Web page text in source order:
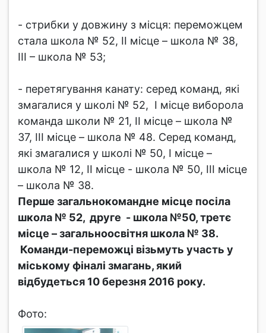
- стрибки у довжину з місця: переможцем
стала школа № 52, ІІ місце – школа № 38,
ІІІ – школа № 53;
- перетягування канату: серед команд, які
змагалися у школі № 52, І місце виборола
команда школи № 21, ІІ місце – школа №
37, ІІІ місце – школа № 48. Серед команд,
які змагалися у школі № 50, І місце –
школа № 12, ІІ місце - школа № 50, ІІІ місце
– школа № 38.
Перше загальнокомандне місце посіла
школа № 52, друге - школа №50, третє
місце – загальноосвітня школа № 38.
Команди-переможці візьмуть участь у
міському фіналі змагань, який
відбудеться 10 березня 2016 року.
Фото: